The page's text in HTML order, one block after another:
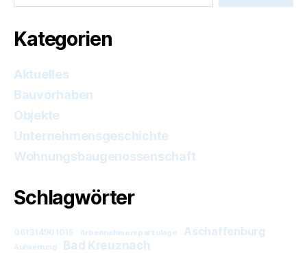
Kategorien
Aktuelles
Bauvorhaben
Objekte
Unternehmensgeschichte
Wohnungsbaugenossenschaft
Schlagwörter
061314901015 Arbeitnehmersparzulage Aschaffenburg
Aufwertung Bad Kreuznach